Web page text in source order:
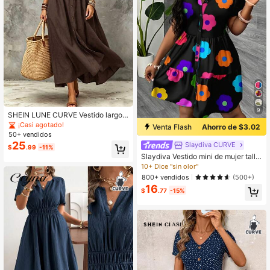
SHEIN LUNE CURVE Vestido largo e
legante de verano tejido para tallas
grandes
¡Casi agotado!
50+ vendidos
$25.99 -11%
9
Venta Flash Ahorro de $3.02
Slaydiva CURVE
Slaydiva Vestido mini de mujer talla
grande con estampado floral colorid
o y minimalista, adecuado para festi
vales de música, vacaciones, estilo
bohemio, verano
10+ Dice "sin olor"
800+ vendidos
(500+)
$16.77 -15%